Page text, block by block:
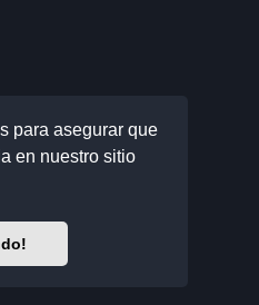
para asegurar que
en nuestro sitio